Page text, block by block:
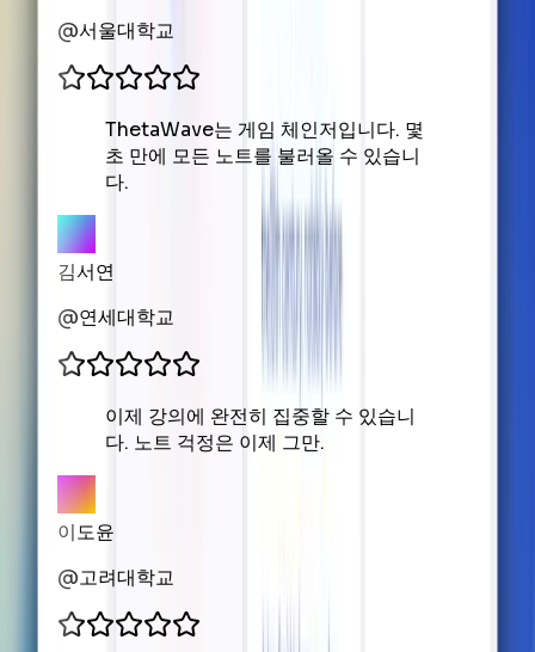
@서울대학교
ThetaWave는 게임 체인저입니다. 몇
초 만에 모든 노트를 불러올 수 있습니
다.
김서연
@연세대학교
이제 강의에 완전히 집중할 수 있습니
다. 노트 걱정은 이제 그만.
이도윤
@고려대학교